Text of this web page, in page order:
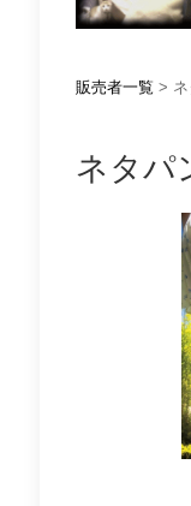
販売者一覧 > ネ
ネタパ